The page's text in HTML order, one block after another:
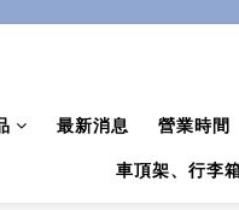
最新消息 營業時間
車頂架、行李